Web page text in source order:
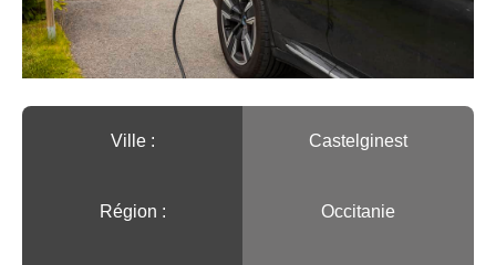
Ville :️ Castelginest
Région :️ Occitanie